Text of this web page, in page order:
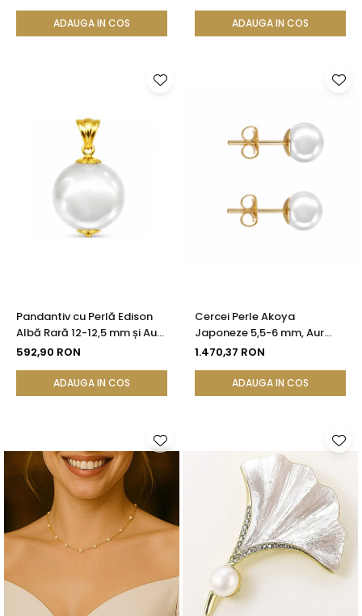
ADAUGA IN COS ADAUGA IN COS
Pandantiv cu Perlă Edison
Albă Rară 12-12,5 mm și Aur
Galben 14K (aur 585) |
592,90 RON
ADAUGA IN COS
Cercei Perle Akoya
Japoneze 5,5-6 mm, Aur
Galben 14K, Tip Șurub -
1.470,37 RON
ADAUGA IN COS